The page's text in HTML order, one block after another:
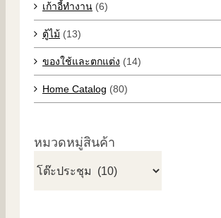
เก้าอี้ทำงาน (6)
ตู้ไม้ (13)
ของใช้และตกแต่ง (14)
Home Catalog (80)
หมวดหมู่สินค้า